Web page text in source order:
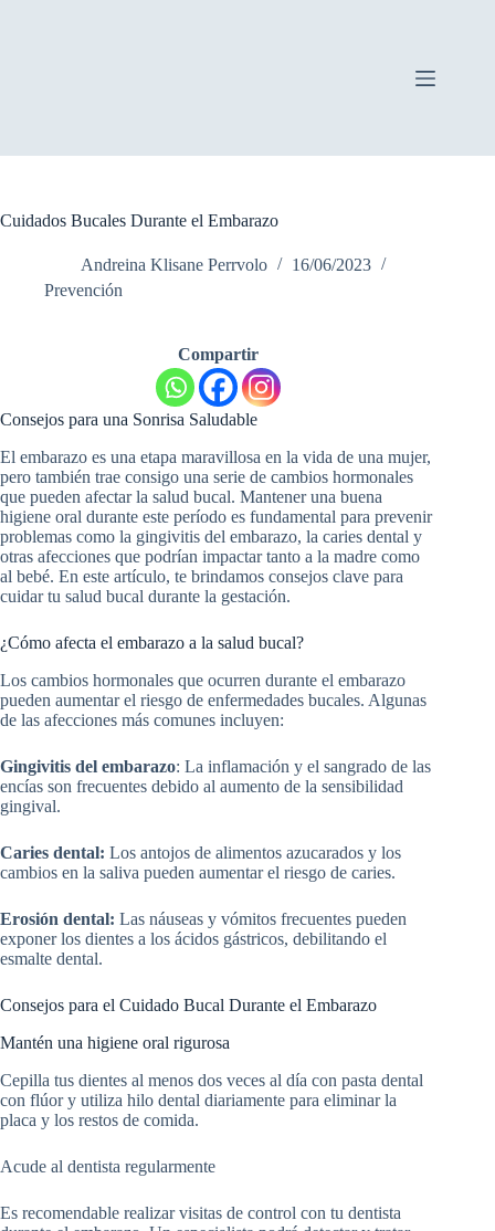
Cuidados Bucales Durante el Embarazo
Andreina Klisane Perrvolo
16/06/2023
Prevención
Compartir
Consejos para una Sonrisa Saludable
El embarazo es una etapa maravillosa en la vida de una mujer,
pero también trae consigo una serie de cambios hormonales
que pueden afectar la salud bucal. Mantener una buena
higiene oral durante este período es fundamental para prevenir
problemas como la gingivitis del embarazo, la caries dental y
otras afecciones que podrían impactar tanto a la madre como
al bebé. En este artículo, te brindamos consejos clave para
cuidar tu salud bucal durante la gestación.
¿Cómo afecta el embarazo a la salud bucal?
Los cambios hormonales que ocurren durante el embarazo
pueden aumentar el riesgo de enfermedades bucales. Algunas
de las afecciones más comunes incluyen:
Gingivitis del embarazo: La inflamación y el sangrado de las
encías son frecuentes debido al aumento de la sensibilidad
gingival.
Caries dental: Los antojos de alimentos azucarados y los
cambios en la saliva pueden aumentar el riesgo de caries.
Erosión dental: Las náuseas y vómitos frecuentes pueden
exponer los dientes a los ácidos gástricos, debilitando el
esmalte dental.
Consejos para el Cuidado Bucal Durante el Embarazo
Mantén una higiene oral rigurosa
Cepilla tus dientes al menos dos veces al día con pasta dental
con flúor y utiliza hilo dental diariamente para eliminar la
placa y los restos de comida.
Acude al dentista regularmente
Es recomendable realizar visitas de control con tu dentista